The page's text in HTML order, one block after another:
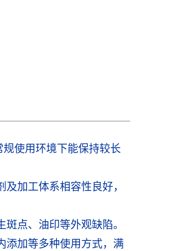
使用环境下能保持较长
加工体系相容性良好，
点、油印等外观缺陷。
添加等多种使用方式，满